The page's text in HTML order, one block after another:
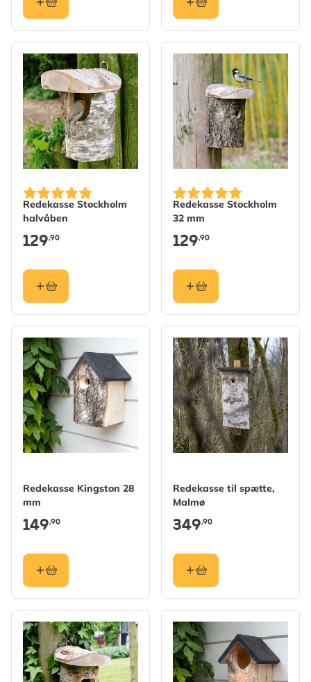
Redekasse Stockholm
halvåben
129,90
Redekasse Stockholm
32 mm
129,90
Redekasse Kingston 28
mm
149,90
Redekasse til spætte,
Malmø
349,90